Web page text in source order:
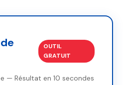
OUTIL
GRATUIT
— Résultat en 10 secondes